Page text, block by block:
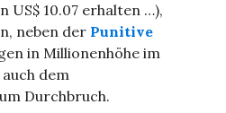
US$ 10.07 erhalten …),
neben der Punitive
in Millionenhöhe im
dem
Durchbruch.